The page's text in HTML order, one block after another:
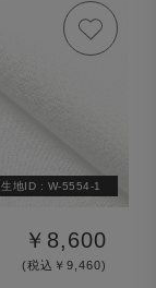
生地ID : W-5554-1
￥8,600
(税込￥9,460)